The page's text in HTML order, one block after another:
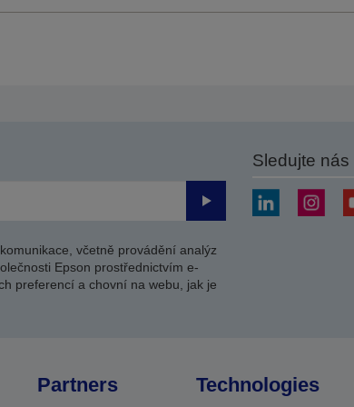
Odeslat
včetně provádění analýz
Epson prostřednictvím e-
preferencí a chovní na webu, jak je
Sledujte nás
Partners Technologies